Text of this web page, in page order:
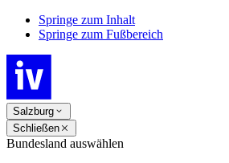
Springe zum Inhalt
Springe zum Fußbereich
Salzburg
Schließen
Bundesland auswählen